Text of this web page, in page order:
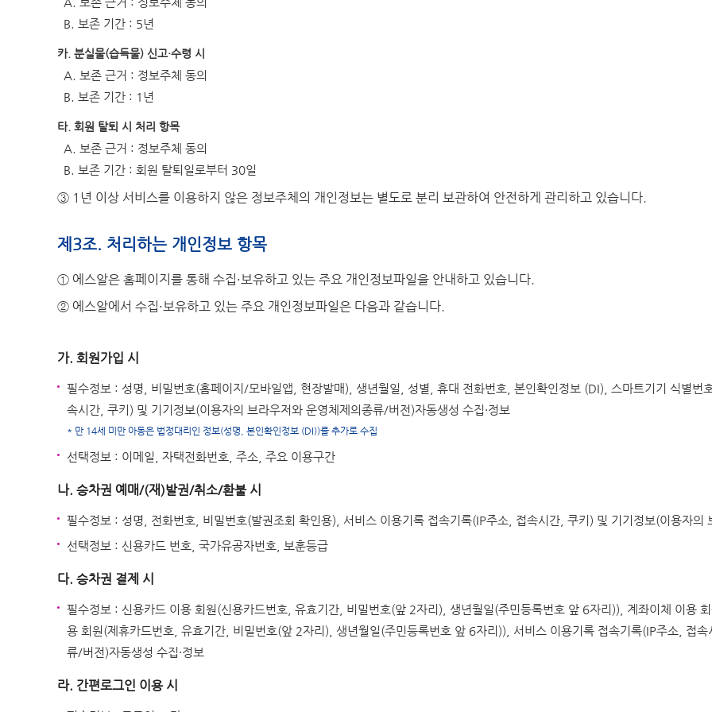
B. 보존 기간 : 5년
카. 분실물(습득물) 신고·수령 시
A. 보존 근거 : 정보주체 동의
B. 보존 기간 : 1년
타. 회원 탈퇴 시 처리 항목
A. 보존 근거 : 정보주체 동의
B. 보존 기간 : 회원 탈퇴일로부터 30일
③ 1년 이상 서비스를 이용하지 않은 정보주체의 개인정보는 별도로 분리 보관하여 안전하게 관리하고 있습니다.
제3조. 처리하는 개인정보 항목
① 에스알은 홈페이지를 통해 수집·보유하고 있는 주요 개인정보파일을 안내하고 있습니다.
② 에스알에서 수집·보유하고 있는 주요 개인정보파일은 다음과 같습니다.
가. 회원가입 시
필수정보 : 성명, 비밀번호(홈페이지/모바일앱, 현장발매), 생년월일, 성별, 휴대 전화번호, 본인확인정보 (DI), 스마트기기 식별
속시간, 쿠키) 및 기기정보(이용자의 브라우저와 운영체제의종류/버전)자동생성 수집·정보
* 만 14세 미만 아동은 법정대리인 정보(성명, 본인확인정보 (DI))를 추가로 수집
선택정보 : 이메일, 자택전화번호, 주소, 주요 이용구간
나. 승차권 예매/(재)발권/취소/환불 시
필수정보 : 성명, 전화번호, 비밀번호(발권조회 확인용), 서비스 이용기록 접속기록(IP주소, 접속시간, 쿠키) 및 기기정보(이용자의
선택정보 : 신용카드 번호, 국가유공자번호, 보훈등급
다. 승차권 결제 시
필수정보 : 신용카드 이용 회원(신용카드번호, 유효기간, 비밀번호(앞 2자리), 생년월일(주민등록번호 앞 6자리)), 계좌이체 이용
용 회원(제휴카드번호, 유효기간, 비밀번호(앞 2자리), 생년월일(주민등록번호 앞 6자리)), 서비스 이용기록 접속기록(IP주소, 접
류/버전)자동생성 수집·정보
라. 간편로그인 이용 시